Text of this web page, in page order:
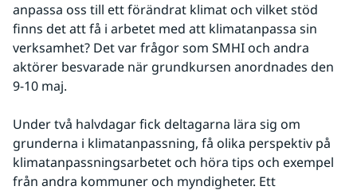
anpassa oss till ett förändrat klimat och vilket stöd
finns det att få i arbetet med att klimatanpassa sin
verksamhet? Det var frågor som SMHI och andra
aktörer besvarade när grundkursen anordnades den
9-10 maj.
Under två halvdagar fick deltagarna lära sig om
grunderna i klimatanpassning, få olika perspektiv på
klimatanpassningsarbetet och höra tips och exempel
från andra kommuner och myndigheter. Ett